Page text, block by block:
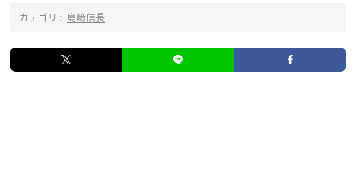
カテゴリ : 島﨑信長